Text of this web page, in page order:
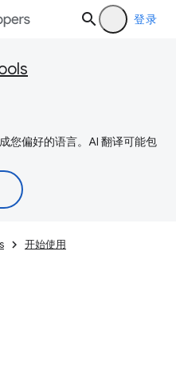
登录
您偏好的语言。AI 翻译可能包
开始使用